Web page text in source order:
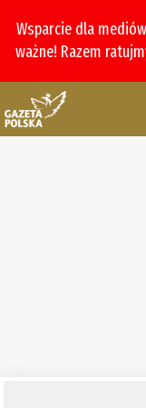
Wsparcie dla
ważne! Razem